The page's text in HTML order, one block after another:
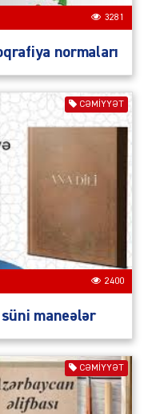
3281
normaları
CƏMIYYƏT
2400
maneələr
CƏMIYYƏT